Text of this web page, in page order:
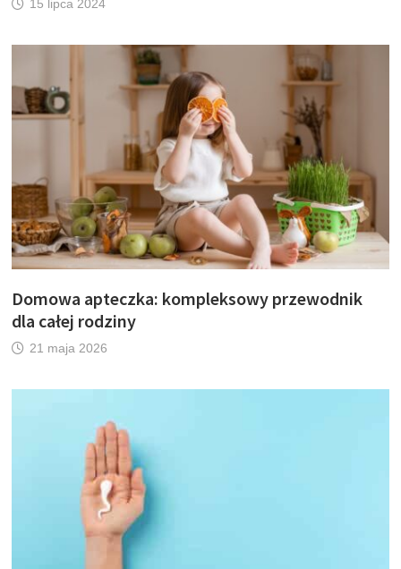
15 lipca 2024
Domowa apteczka: kompleksowy przewodnik
dla całej rodziny
21 maja 2026